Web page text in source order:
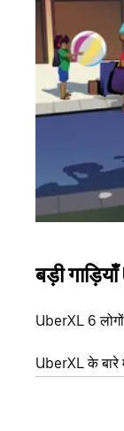
बड़ी
UberXL 6
UberXL के बारे